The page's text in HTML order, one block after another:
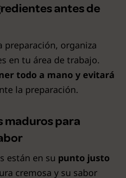
antes de
preparación, organiza
en tu área de trabajo.
todo a mano y evitará
la preparación.
maduros para
están en su punto justo
cremosa y su sabor